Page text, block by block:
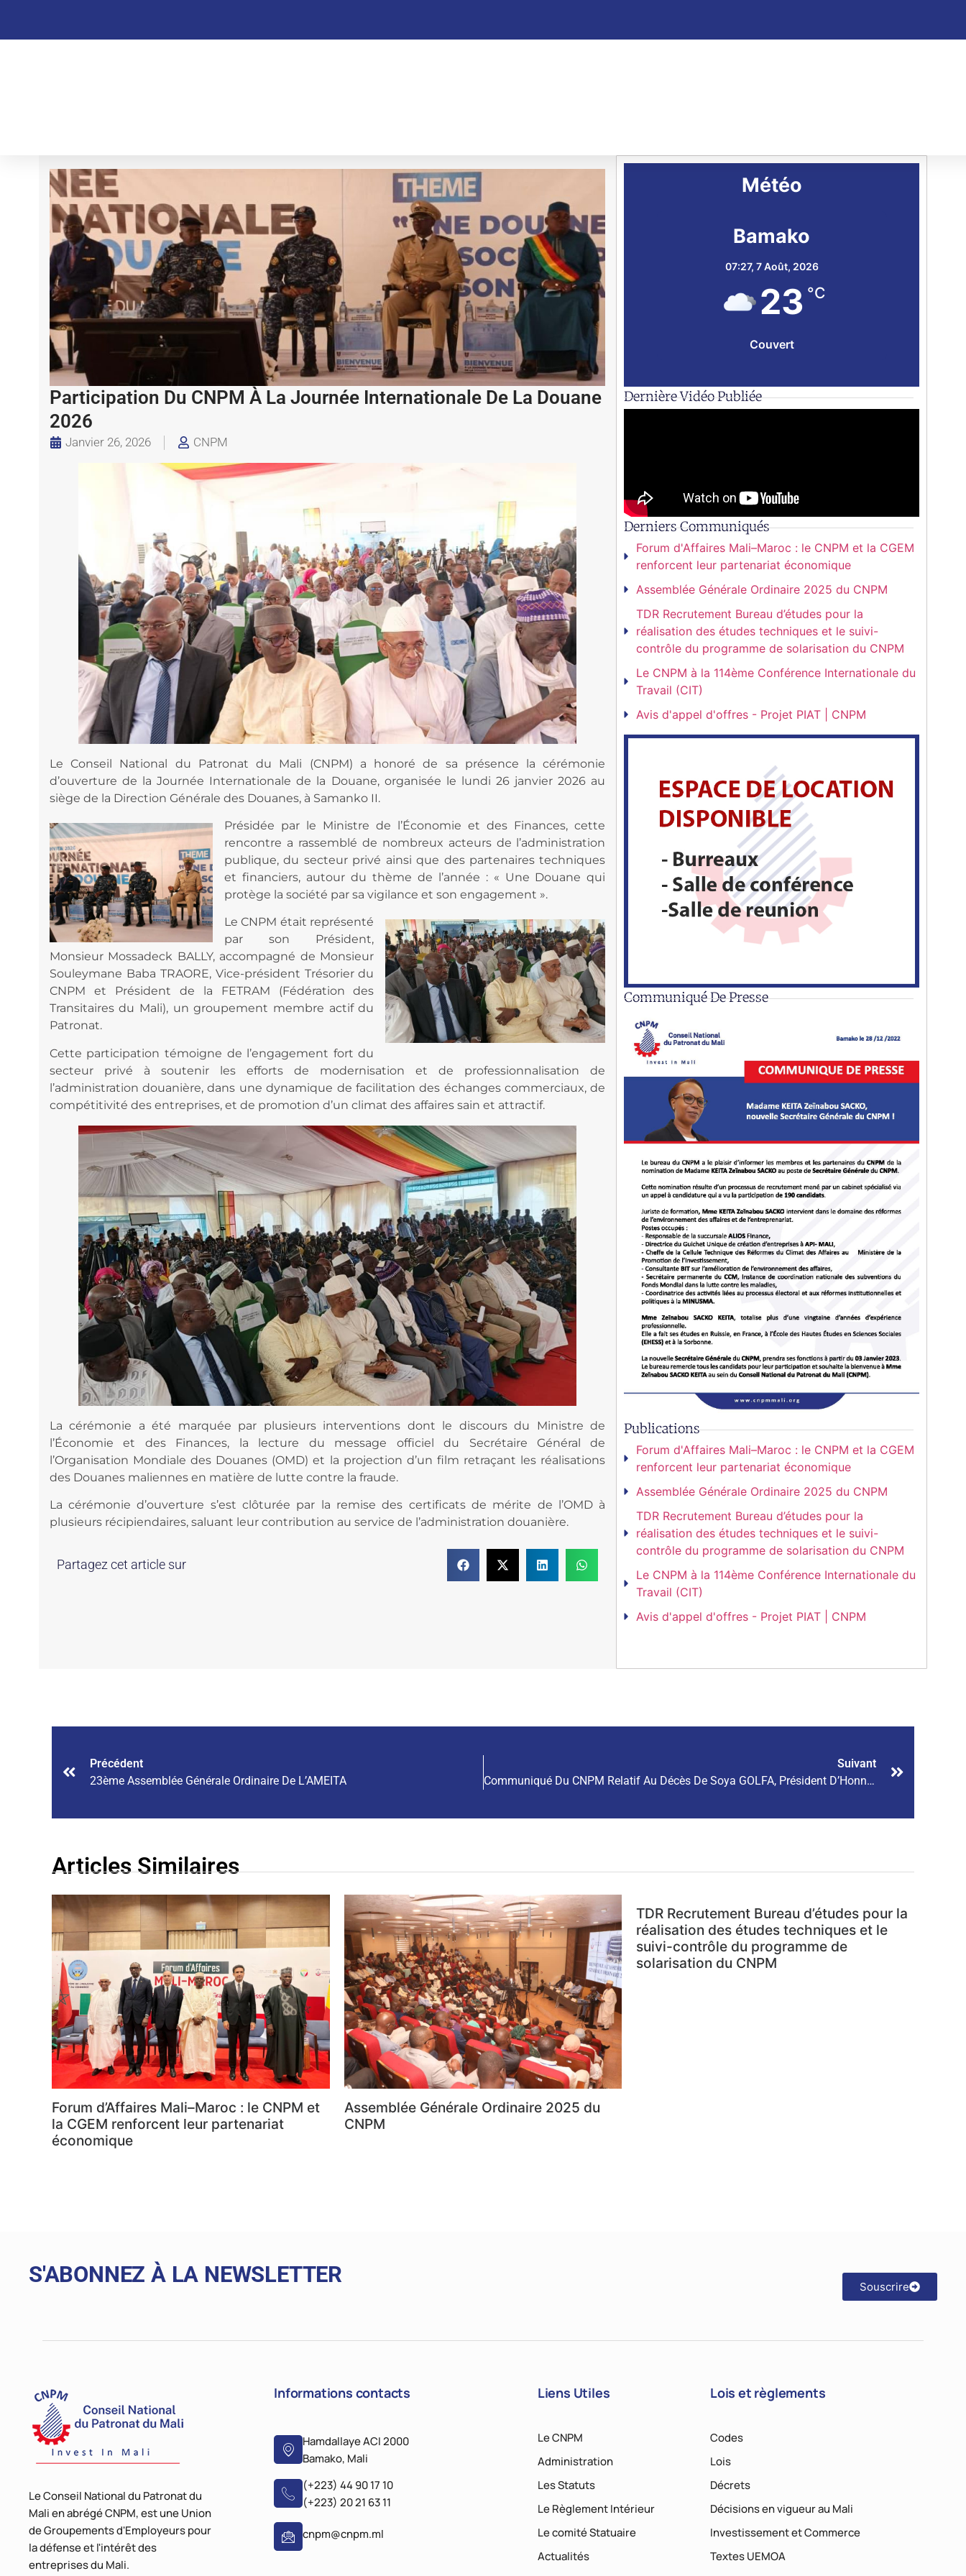
Participation Du CNPM À La Journée Internationale De La Douane
2026
Janvier 26, 2026 CNPM
Le Conseil National du Patronat du Mali (CNPM) a honoré de sa présence la cérémonie
d’ouverture de la Journée Internationale de la Douane, organisée le lundi 26 janvier 2026 au
siège de la Direction Générale des Douanes, à Samanko II.
Présidée par le Ministre de l’Économie et des Finances, cette
rencontre a rassemblé de nombreux acteurs de l’administration
publique, du secteur privé ainsi que des partenaires techniques
et financiers, autour du thème de l’année : « Une Douane qui
protège la société par sa vigilance et son engagement ».
Le CNPM était représenté
par son Président,
Monsieur Mossadeck BALLY, accompagné de Monsieur
Souleymane Baba TRAORE, Vice-président Trésorier du
CNPM et Président de la FETRAM (Fédération des
Transitaires du Mali), un groupement membre actif du
Patronat.
Cette participation témoigne de l’engagement fort du
secteur privé à soutenir les efforts de modernisation et de professionnalisation de
l’administration douanière, dans une dynamique de facilitation des échanges commerciaux, de
compétitivité des entreprises, et de promotion d’un climat des affaires sain et attractif.
La cérémonie a été marquée par plusieurs interventions dont le discours du Ministre de
l’Économie et des Finances, la lecture du message officiel du Secrétaire Général de
l’Organisation Mondiale des Douanes (OMD) et la projection d’un film retraçant les réalisations
des Douanes maliennes en matière de lutte contre la fraude.
La cérémonie d’ouverture s’est clôturée par la remise des certificats de mérite de l’OMD à
plusieurs récipiendaires, saluant leur contribution au service de l’administration douanière.
Partagez cet article sur
Météo
Bamako
07:27, 7 Août, 2026
23 °C
Couvert
Dernière Vidéo Publiée
Derniers Communiqués
Forum d'Affaires Mali–Maroc : le CNPM et la CGEM
renforcent leur partenariat économique
Assemblée Générale Ordinaire 2025 du CNPM
TDR Recrutement Bureau d’études pour la
réalisation des études techniques et le suivi-
contrôle du programme de solarisation du CNPM
Le CNPM à la 114ème Conférence Internationale du
Travail (CIT)
Avis d'appel d'offres - Projet PIAT | CNPM
Communiqué De Presse
Publications
Forum d'Affaires Mali–Maroc : le CNPM et la CGEM
renforcent leur partenariat économique
Assemblée Générale Ordinaire 2025 du CNPM
TDR Recrutement Bureau d’études pour la
réalisation des études techniques et le suivi-
contrôle du programme de solarisation du CNPM
Le CNPM à la 114ème Conférence Internationale du
Travail (CIT)
Avis d'appel d'offres - Projet PIAT | CNPM
Précédent
23ème Assemblée Générale Ordinaire De L’AMEITA
Suivant
Communiqué Du CNPM Relatif Au Décès De Soya GOLFA, Président D’Honneur Du CNPM
Articles Similaires
Forum d’Affaires Mali–Maroc : le CNPM et
la CGEM renforcent leur partenariat
économique
Assemblée Générale Ordinaire 2025 du
CNPM
TDR Recrutement Bureau d’études pour la
réalisation des études techniques et le
suivi-contrôle du programme de
solarisation du CNPM
S'ABONNEZ À LA NEWSLETTER Souscrire
Le Conseil National du Patronat du
Mali en abrégé CNPM, est une Union
de Groupements d'Employeurs pour
la défense et l'intérêt des
entreprises du Mali.
Informations contacts
Hamdallaye ACI 2000
Bamako, Mali
(+223) 44 90 17 10
(+223) 20 21 63 11
cnpm@cnpm.ml
Liens Utiles
Le CNPM
Administration
Les Statuts
Le Règlement Intérieur
Le comité Statuaire
Actualités
Lois et règlements
Codes
Lois
Décrets
Décisions en vigueur au Mali
Investissement et Commerce
Textes UEMOA